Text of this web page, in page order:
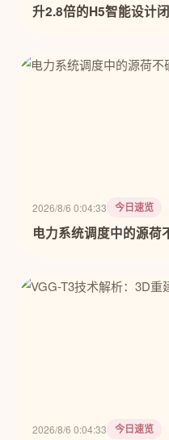
升2.8倍的H5智能设计
2026/8/6 0:04:33 今日速览
电力系统调度中的源荷
2026/8/6 0:04:33 今日速览